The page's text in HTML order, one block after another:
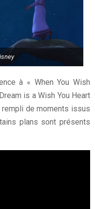
à « When You Wish
is a Wish You Heart
de moments issus
plans sont présents